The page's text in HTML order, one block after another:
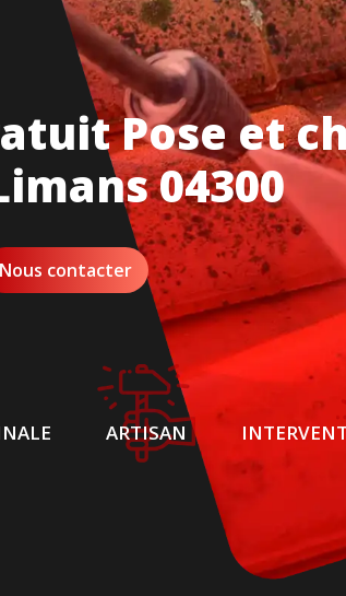
Pose et
04300
Nous contacter
ARTISAN